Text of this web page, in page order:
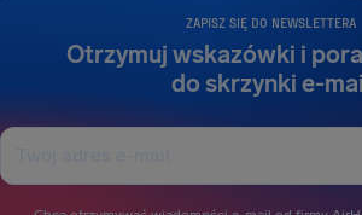
ZAPISZ SIĘ DO NEWSLETTERA
Otrzymuj wskazówki i
do skrzynki e-